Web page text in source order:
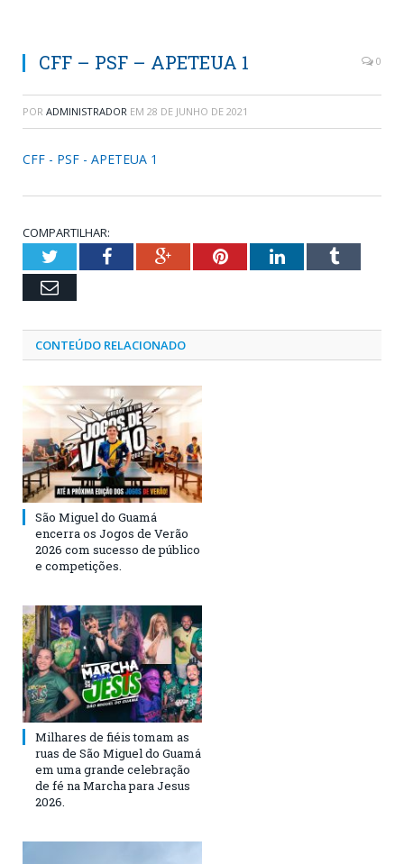
CFF – PSF – APETEUA 1 0
POR ADMINISTRADOR EM 28 DE JUNHO DE 2021
CFF - PSF - APETEUA 1
COMPARTILHAR:
TwitterFacebookGoogle+PinterestLinkedInTumblr
Email
CONTEÚDO RELACIONADO
São Miguel do Guamá
encerra os Jogos de Verão
2026 com sucesso de público
e competições.
Milhares de fiéis tomam as
ruas de São Miguel do Guamá
em uma grande celebração
de fé na Marcha para Jesus
2026.